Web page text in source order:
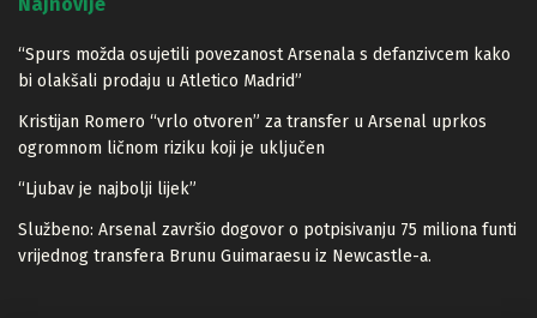
“Spurs možda osujetili povezanost Arsenala s defanzivcem kako
bi olakšali prodaju u Atletico Madrid”
Kristijan Romero “vrlo otvoren” za transfer u Arsenal uprkos
ogromnom ličnom riziku koji je uključen
“Ljubav je najbolji lijek”
Službeno: Arsenal završio dogovor o potpisivanju 75 miliona funti
vrijednog transfera Brunu Guimaraesu iz Newcastle-a.